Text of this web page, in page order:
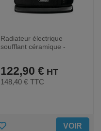
Radiateur électrique
soufflant céramique -
122,90 €
148,40 € TTC
AJOUTER VOIR